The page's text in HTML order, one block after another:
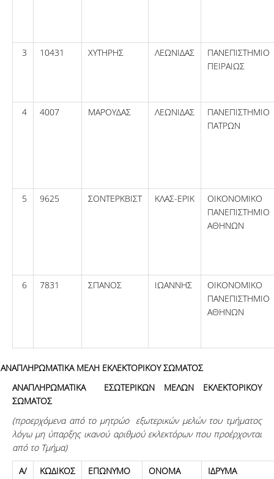
3 10431 ΧΥΤΗΡΗΣ ΛΕΩΝΙΔΑΣ
ΠΑΝΕΠΙΣΤΗΜΙΟ
ΠΕΙΡΑΙΩΣ
4 4007 ΜΑΡΟΥΔΑΣ ΛΕΩΝΙΔΑΣ
ΠΑΝΕΠΙΣΤΗΜΙΟ
ΠΑΤΡΩΝ
5 9625 ΣΟΝΤΕΡΚΒΙΣΤ ΚΛΑΣ-ΕΡΙΚ
ΟΙΚΟΝΟΜΙΚΟ
ΠΑΝΕΠΙΣΤΗΜΙΟ
ΑΘΗΝΩΝ
6 7831 ΣΠΑΝΟΣ ΙΩΑΝΝΗΣ
ΟΙΚΟΝΟΜΙΚΟ
ΠΑΝΕΠΙΣΤΗΜΙΟ
ΑΘΗΝΩΝ
ΑΝΑΠΛΗΡΩΜΑΤΙΚΑ ΜΕΛΗ ΕΚΛΕΚΤΟΡΙΚΟΥ ΣΩΜΑΤΟΣ
ΑΝΑΠΛΗΡΩΜΑΤΙΚΑ ΕΣΩΤΕΡΙΚΩΝ ΜΕΛΩΝ ΕΚΛΕΚΤΟΡΙΚΟΥ
ΣΩΜΑΤΟΣ
(προερχόμενα από το μητρώο εξωτερικών μελών του τμήματος
λόγω μη ύπαρξης ικανού αριθμού εκλεκτόρων που προέρχονται
από το Τμήμα)
Α/
ΚΩΔΙΚΟΣ
ΕΠΩΝΥΜΟ ΟΝΟΜΑ ΙΔΡΥΜΑ